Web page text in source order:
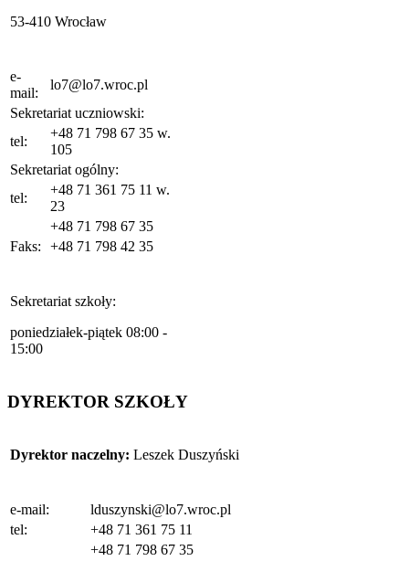
53-410 Wrocław
e-
mail:
lo7@lo7.wroc.pl
Sekretariat uczniowski:
tel:
+48 71 798 67 35 w.
105
Sekretariat ogólny:
tel:
+48 71 361 75 11 w.
23
+48 71 798 67 35
Faks:
+48 71 798 42 35
Sekretariat szkoły:
poniedziałek-piątek 08:00 -
15:00
DYREKTOR SZKOŁY
Dyrektor naczelny: Leszek Duszyński
e-mail:
lduszynski@lo7.wroc.pl
tel:
+48 71 361 75 11
+48 71 798 67 35